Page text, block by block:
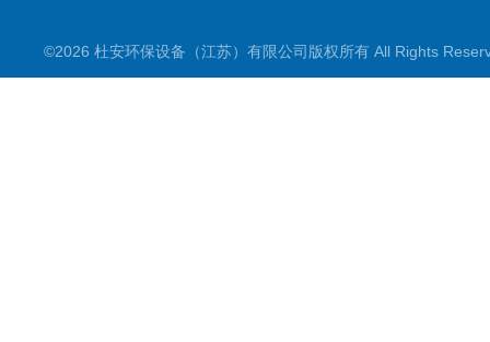
©2026 杜安环保设备（江苏）有限公司版权所有 All Rights